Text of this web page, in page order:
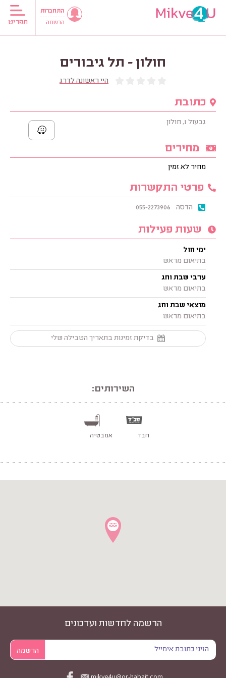
תפריט
התחברות
הרשמה
חולון - תל גיבורים
היי ראשונה לדרג
כתובת
גבעול 1, חולון
מחירים
מחיר לא זמין
פרטי התקשרות
הדסה 055-2273906
שעות פעילות
ימי חול
בתיאום מראש
ערבי שבת וחג
בתיאום מראש
מוצאי שבת וחג
בתיאום מראש
בדיקת זמינות בתאריך הטבילה שלי
השירותים:
חבד אמבטיה
הרשמה לחדשות ועדכונים